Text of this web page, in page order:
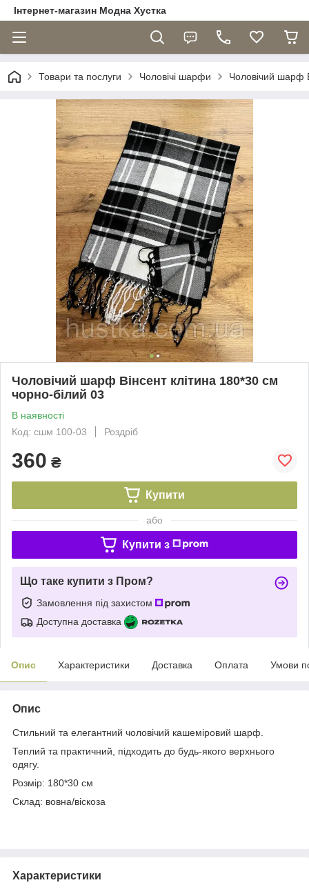
Інтернет-магазин Модна Хустка
Товари та послуги Чоловічі шарфи Чоловічий шарф
Чоловічий шарф Вінсент клітина 180*30 см
чорно-білий 03
В наявності
Код: сшм 100-03
Роздріб
360 ₴
Купити
або
Купити з
Що таке купити з Пром?
Замовлення під захистом
Доступна доставка
Опис Характеристики Доставка Оплата Умови
Опис
Стильний та елегантний чоловічий кашеміровий шарф.
Теплий та практичний, підходить до будь-якого верхнього
одягу.
Розмір: 180*30 см
Склад: вовна/віскоза
Характеристики